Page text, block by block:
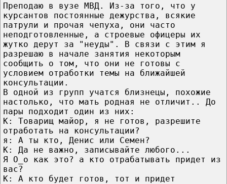
Преподаю в вузе МВД. Из-за того, что у
курсантов постоянные дежурства, всякие
патрули и прочая чепуха, они часто
неподготовленные, а строевые офицеры их
жутко дерут за "неуды". В связи с этим я
разрешаю в начале занятия некоторым
сообщить о том, что они не готовы с
условием отработки темы на ближайшей
консультации.
В одной из групп учатся близнецы, похожие
настолько, что мать родная не отличит.. До
пары подходит один из них:
К: Товарищ майор, я не готов, разрешите
отработать на консультации?
я: А ты кто, Денис или Семен?
К: Да не важно, записывайте любого...
Я О_о как это? а кто отрабатывать придет из
вас?
К: А кто будет готов, тот и придет